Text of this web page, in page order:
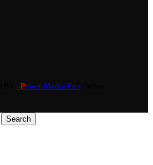
- Power Media Fx -
Search